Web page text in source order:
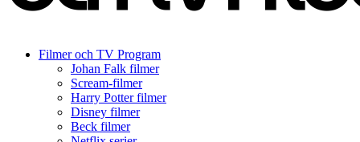
Filmer och TV Program
Johan Falk filmer
Scream-filmer
Harry Potter filmer
Disney filmer
Beck filmer